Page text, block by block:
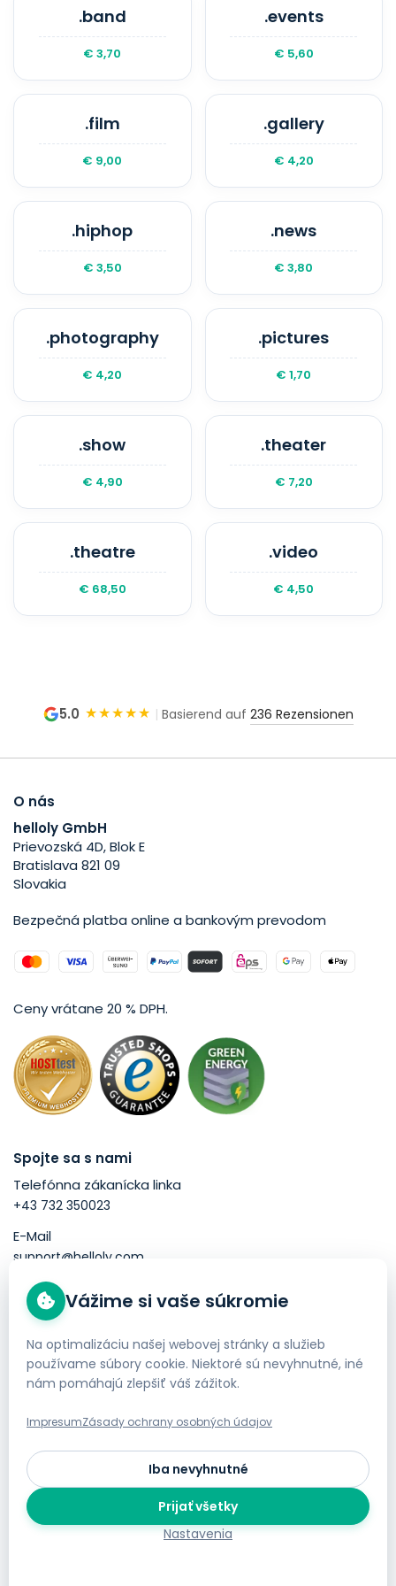
.band
€ 3,70
.events
€ 5,60
.film
€ 9,00
.gallery
€ 4,20
.hiphop
€ 3,50
.news
€ 3,80
.photography
€ 4,20
.pictures
€ 1,70
.show
€ 4,90
.theater
€ 7,20
.theatre
€ 68,50
.video
€ 4,50
5.0 ★★★★★ | Basierend auf 236 Rezensionen
O nás
helloly GmbH
Prievozská 4D, Blok E
Bratislava 821 09
Slovakia
Bezpečná platba online a bankovým prevodom
Ceny vrátane 20 % DPH.
Spojte sa s nami
Telefónna zákanícka linka
+43 732 350023
E-Mail
support@helloly.com
Dobré vedieť
Kúpiť doménu
Objednať Webhosting
Ochrana súkromia
Bezplatné presunutie webových stránok
Nastavenia cookies
Vážime si vaše súkromie
Na optimalizáciu našej webovej stránky a služieb
používame súbory cookie. Niektoré sú nevyhnutné, iné
nám pomáhajú zlepšiť váš zážitok.
ImpresumZásady ochrany osobných údajov
Nastavenia
Iba nevyhnutné
Prijať všetky